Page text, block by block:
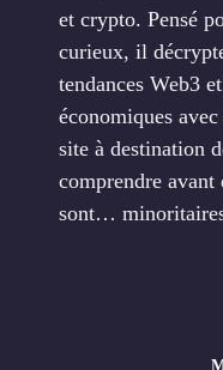
et crypto. Pensé
curieux, il
tendances Web3
économiques
site à destination
comprendre avant
sont…